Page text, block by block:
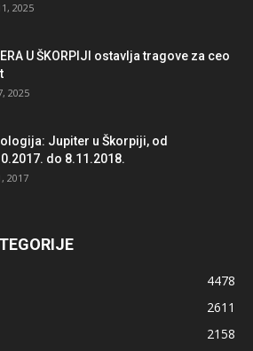
2025
U ŠKORPIJI ostavlja tragove za ceo
2025
Jupiter u Škorpiji, od
do 8.11.2018.
2017
4478
2611
2158